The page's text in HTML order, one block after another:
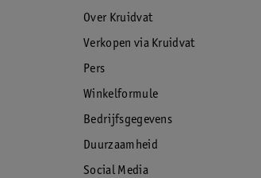
Over Kruidvat
Verkopen via Kruidvat
Pers
Winkelformule
Bedrijfsgegevens
Duurzaamheid
Social Media